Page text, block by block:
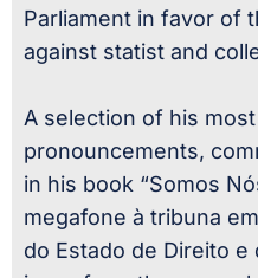
Parliament in favor of
against statist and
A selection of his
pronouncements,
in his book “Somos
megafone à tribuna
do Estado de Direito e